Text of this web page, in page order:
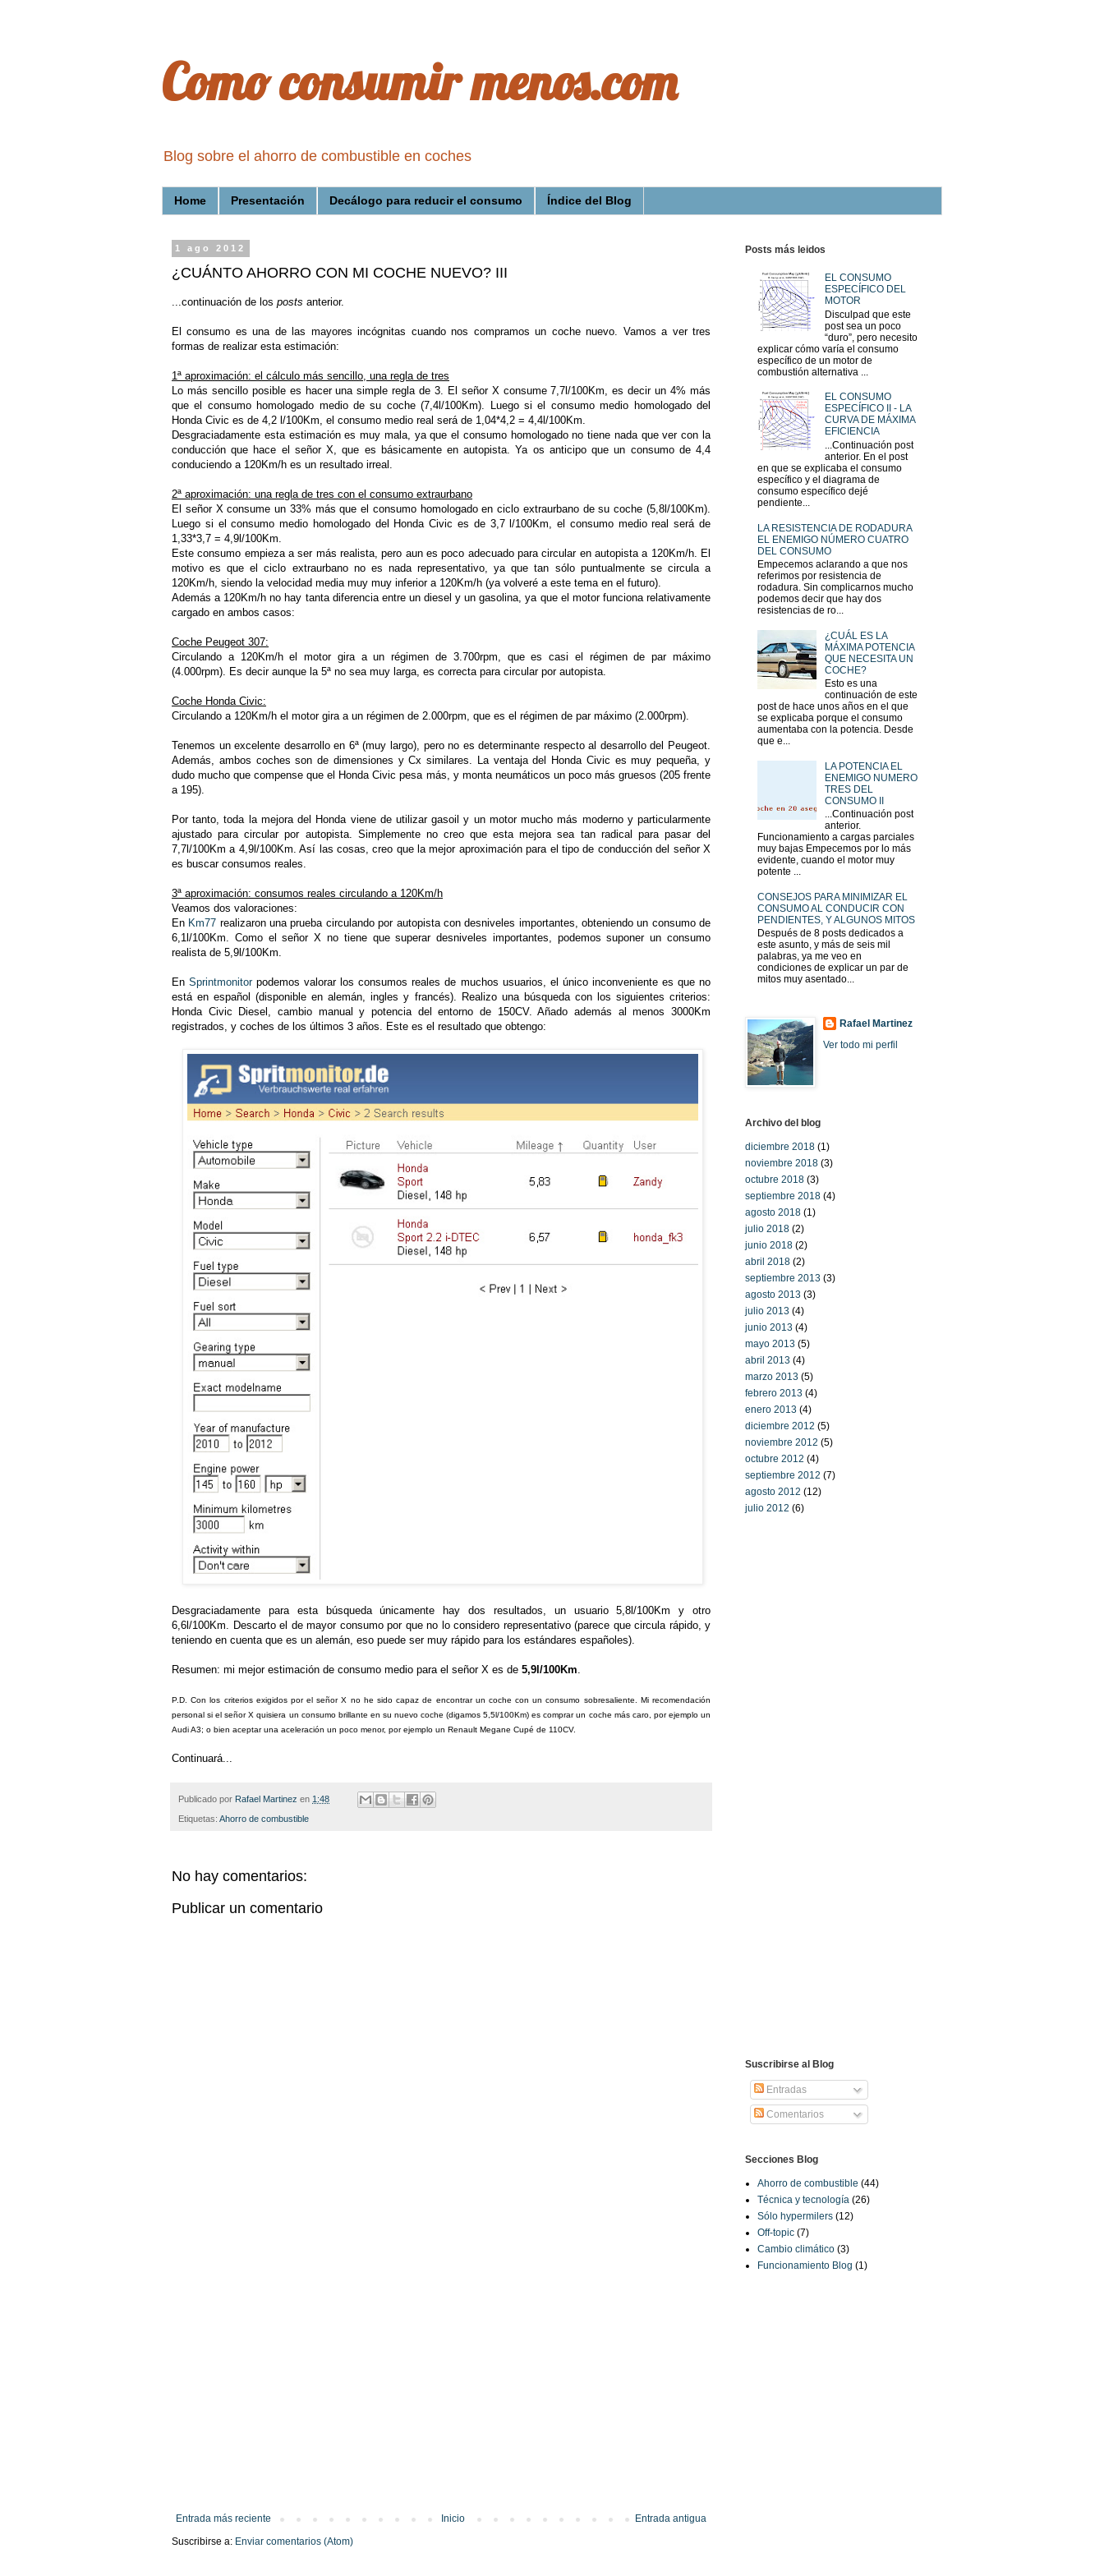
Como consumir menos.com
Blog sobre el ahorro de combustible en coches
Home Presentación Decálogo para reducir el consumo Índice del Blog
1 ago 2012
¿CUÁNTO AHORRO CON MI COCHE NUEVO? III
...continuación de los posts anterior.
El consumo es una de las mayores incógnitas cuando nos compramos un coche nuevo. Vamos a ver tres
formas de realizar esta estimación:
1ª aproximación: el cálculo más sencillo, una regla de tres
Lo más sencillo posible es hacer una simple regla de 3. El señor X consume 7,7l/100Km, es decir un 4% más
que el consumo homologado medio de su coche (7,4l/100Km). Luego si el consumo medio homologado del
Honda Civic es de 4,2 l/100Km, el consumo medio real será de 1,04*4,2 = 4,4l/100Km.
Desgraciadamente esta estimación es muy mala, ya que el consumo homologado no tiene nada que ver con la
conducción que hace el señor X, que es básicamente en autopista. Ya os anticipo que un consumo de 4,4
conduciendo a 120Km/h es un resultado irreal.
2ª aproximación: una regla de tres con el consumo extraurbano
El señor X consume un 33% más que el consumo homologado en ciclo extraurbano de su coche (5,8l/100Km).
Luego si el consumo medio homologado del Honda Civic es de 3,7 l/100Km, el consumo medio real será de
1,33*3,7 = 4,9l/100Km.
Este consumo empieza a ser más realista, pero aun es poco adecuado para circular en autopista a 120Km/h. El
motivo es que el ciclo extraurbano no es nada representativo, ya que tan sólo puntualmente se circula a
120Km/h, siendo la velocidad media muy muy inferior a 120Km/h (ya volveré a este tema en el futuro).
Además a 120Km/h no hay tanta diferencia entre un diesel y un gasolina, ya que el motor funciona relativamente
cargado en ambos casos:
Coche Peugeot 307:
Circulando a 120Km/h el motor gira a un régimen de 3.700rpm, que es casi el régimen de par máximo
(4.000rpm). Es decir aunque la 5ª no sea muy larga, es correcta para circular por autopista.
Coche Honda Civic:
Circulando a 120Km/h el motor gira a un régimen de 2.000rpm, que es el régimen de par máximo (2.000rpm).
Tenemos un excelente desarrollo en 6ª (muy largo), pero no es determinante respecto al desarrollo del Peugeot.
Además, ambos coches son de dimensiones y Cx similares. La ventaja del Honda Civic es muy pequeña, y
dudo mucho que compense que el Honda Civic pesa más, y monta neumáticos un poco más gruesos (205 frente
a 195).
Por tanto, toda la mejora del Honda viene de utilizar gasoil y un motor mucho más moderno y particularmente
ajustado para circular por autopista. Simplemente no creo que esta mejora sea tan radical para pasar del
7,7l/100Km a 4,9l/100Km. Así las cosas, creo que la mejor aproximación para el tipo de conducción del señor X
es buscar consumos reales.
3ª aproximación: consumos reales circulando a 120Km/h
Veamos dos valoraciones:
En Km77 realizaron una prueba circulando por autopista con desniveles importantes, obteniendo un consumo de
6,1l/100Km. Como el señor X no tiene que superar desniveles importantes, podemos suponer un consumo
realista de 5,9l/100Km.
EnSprintmonitorpodemos valorar los consumos reales de muchos usuarios, el único inconveniente es que no
está en español (disponible en alemán, ingles y francés). Realizo una búsqueda con los siguientes criterios:
Honda Civic Diesel, cambio manual y potencia del entorno de 150CV. Añado además al menos 3000Km
registrados, y coches de los últimos 3 años. Este es el resultado que obtengo:
Desgraciadamente para esta búsqueda únicamente hay dos resultados, un usuario 5,8l/100Km y otro
6,6l/100Km. Descarto el de mayor consumo por que no lo considero representativo (parece que circula rápido, y
teniendo en cuenta que es un alemán, eso puede ser muy rápido para los estándares españoles).
Resumen: mi mejor estimación de consumo medio para el señor X es de 5,9l/100Km.
P.D. Con los criterios exigidos por el señor X no he sido capaz de encontrar un coche con un consumo sobresaliente. Mi recomendación
personal si el señor X quisiera un consumo brillante en su nuevo coche (digamos 5,5l/100Km) es comprar un coche más caro, por ejemplo un
Audi A3; o bien aceptar una aceleración un poco menor, por ejemplo un Renault Megane Cupé de 110CV.
Continuará...
Publicado por Rafael Martinez en 1:48
Etiquetas: Ahorro de combustible
No hay comentarios:
Publicar un comentario
Entrada más reciente Entrada antigua
Inicio
Suscribirse a: Enviar comentarios (Atom)
Posts más leidos
EL CONSUMO
ESPECÍFICO DEL
MOTOR
Disculpad que este
post sea un poco
“duro”, pero necesito
explicar cómo varía el consumo
específico de un motor de
combustión alternativa ...
EL CONSUMO
ESPECÍFICO II - LA
CURVA DE MÁXIMA
EFICIENCIA
...Continuación post
anterior. En el post
en que se explicaba el consumo
específico y el diagrama de
consumo específico dejé
pendiente...
LA RESISTENCIA DE RODADURA
EL ENEMIGO NÚMERO CUATRO
DEL CONSUMO
Empecemos aclarando a que nos
referimos por resistencia de
rodadura. Sin complicarnos mucho
podemos decir que hay dos
resistencias de ro...
¿CUÁL ES LA
MÁXIMA POTENCIA
QUE NECESITA UN
COCHE?
Esto es una
continuación de este
post de hace unos años en el que
se explicaba porque el consumo
aumentaba con la potencia. Desde
que e...
LA POTENCIA EL
ENEMIGO NUMERO
TRES DEL
CONSUMO II
...Continuación post
anterior.
Funcionamiento a cargas parciales
muy bajas Empecemos por lo más
evidente, cuando el motor muy
potente ...
CONSEJOS PARA MINIMIZAR EL
CONSUMO AL CONDUCIR CON
PENDIENTES, Y ALGUNOS MITOS
Después de 8 posts dedicados a
este asunto, y más de seis mil
palabras, ya me veo en
condiciones de explicar un par de
mitos muy asentado...
Rafael Martinez
Ver todo mi perfil
Archivo del blog
diciembre 2018 (1)
noviembre 2018 (3)
octubre 2018 (3)
septiembre 2018 (4)
agosto 2018 (1)
julio 2018 (2)
junio 2018 (2)
abril 2018 (2)
septiembre 2013 (3)
agosto 2013 (3)
julio 2013 (4)
junio 2013 (4)
mayo 2013 (5)
abril 2013 (4)
marzo 2013 (5)
febrero 2013 (4)
enero 2013 (4)
diciembre 2012 (5)
noviembre 2012 (5)
octubre 2012 (4)
septiembre 2012 (7)
agosto 2012 (12)
julio 2012 (6)
Suscribirse al Blog
Entradas
Comentarios
Secciones Blog
Ahorro de combustible (44)
Técnica y tecnología (26)
Sólo hypermilers (12)
Off-topic (7)
Cambio climático (3)
Funcionamiento Blog (1)